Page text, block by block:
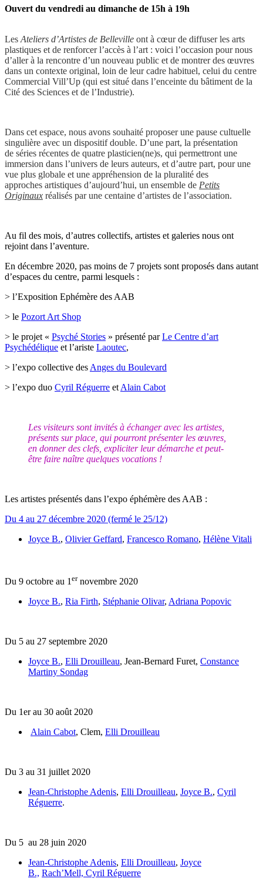
Ouvert du vendredi au dimanche de 15h à 19h
Les Ateliers d’Artistes de Belleville ont à cœur de diffuser les arts
plastiques et de renforcer l’accès à l’art : voici l’occasion pour nous
d’aller à la rencontre d’un nouveau public et de montrer des œuvres
dans un contexte original, loin de leur cadre habituel, celui du centre
Commercial Vill’Up (qui est situé dans l’enceinte du bâtiment de la
Cité des Sciences et de l’Industrie).
Dans cet espace, nous avons souhaité proposer une pause cultuelle
singulière avec un dispositif double. D’une part, la présentation
de séries récentes de quatre plasticien(ne)s, qui permettront une
immersion dans l’univers de leurs auteurs, et d’autre part, pour une
vue plus globale et une appréhension de la pluralité des
approches artistiques d’aujourd’hui, un ensemble de Petits
Originaux réalisés par une centaine d’artistes de l’association.
Au fil des mois, d’autres collectifs, artistes et galeries nous ont
rejoint dans l’aventure.
En décembre 2020, pas moins de 7 projets sont proposés dans autant
d’espaces du centre, parmi lesquels :
> l’Exposition Ephémère des AAB
> le Pozort Art Shop
> le projet « Psyché Stories » présenté parLe Centre d’art
Psychédélique et l’ariste Laoutec,
> l’expo collective des Anges du Boulevard
> l’expo duo Cyril Réguerre et Alain Cabot
Les visiteurs sont invités à échanger avec les artistes,
présents sur place, qui pourront présenter les œuvres,
en donner des clefs, expliciter leur démarche et peut-
être faire naître quelques vocations !
Les artistes présentés dans l’expo éphémère des AAB :
Du 4 au 27 décembre 2020 (fermé le 25/12)
Joyce B., Olivier Geffard, Francesco Romano, Hélène Vitali
Du 9 octobre au 1 ernovembre 2020
Joyce B., Ria Firth, Stéphanie Olivar, Adriana Popovic
Du 5 au 27 septembre 2020
Joyce B., Elli Drouilleau, Jean-Bernard Furet, Constance
Martiny Sondag
Du 1er au 30 août 2020
Alain Cabot, Clem, Elli Drouilleau
Du 3 au 31 juillet 2020
Jean-Christophe Adenis, Elli Drouilleau, Joyce B., Cyril
Réguerre.
Du 5 au 28 juin 2020
Jean-Christophe Adenis, Elli Drouilleau, Joyce
B., Rach’Mell, Cyril Réguerre